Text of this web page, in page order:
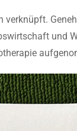
und